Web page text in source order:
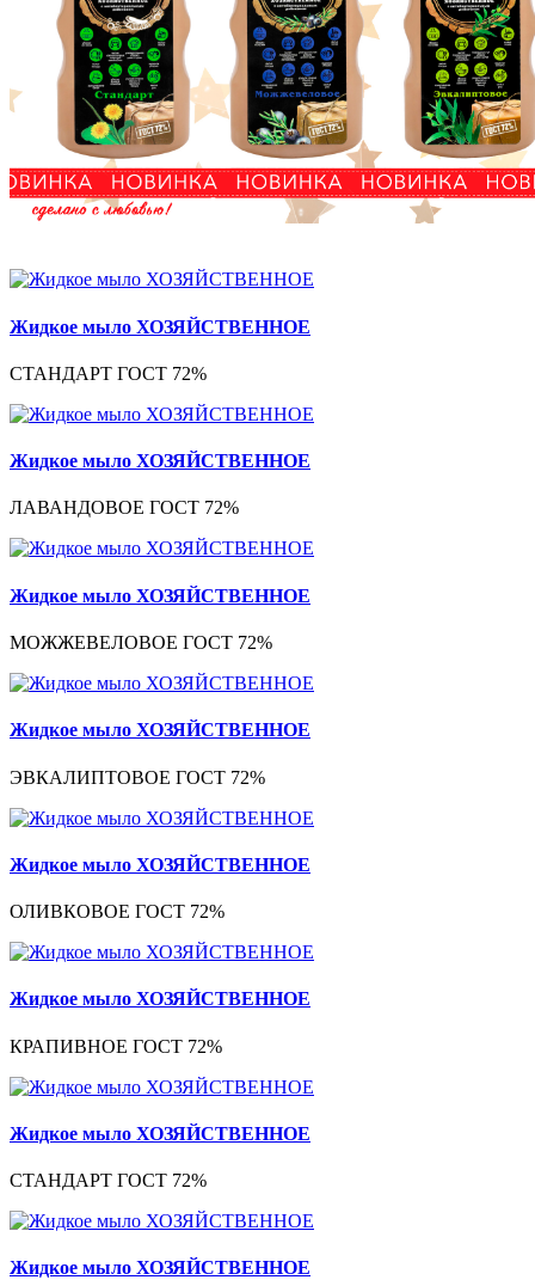
Жидкое мыло ХОЗЯЙСТВЕННОЕ
СТАНДАРТ ГОСТ 72%
Жидкое мыло ХОЗЯЙСТВЕННОЕ
ЛАВАНДОВОЕ ГОСТ 72%
Жидкое мыло ХОЗЯЙСТВЕННОЕ
МОЖЖЕВЕЛОВОЕ ГОСТ 72%
Жидкое мыло ХОЗЯЙСТВЕННОЕ
ЭВКАЛИПТОВОЕ ГОСТ 72%
Жидкое мыло ХОЗЯЙСТВЕННОЕ
ОЛИВКОВОЕ ГОСТ 72%
Жидкое мыло ХОЗЯЙСТВЕННОЕ
КРАПИВНОЕ ГОСТ 72%
Жидкое мыло ХОЗЯЙСТВЕННОЕ
СТАНДАРТ ГОСТ 72%
Жидкое мыло ХОЗЯЙСТВЕННОЕ